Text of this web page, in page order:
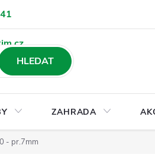
stažení
HLEDAT
ZAHRADA
- pr.7mm